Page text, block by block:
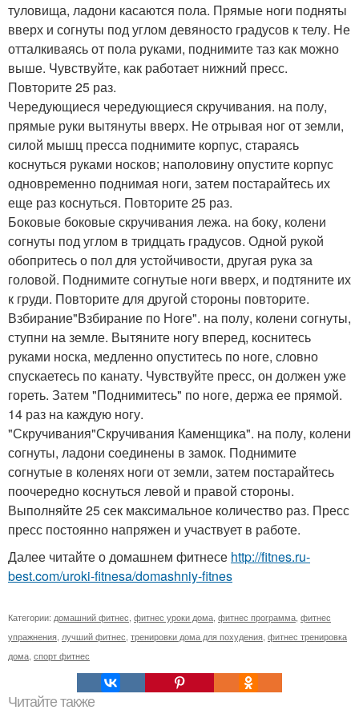
туловища, ладони касаются пола. Прямые ноги подняты
вверх и согнуты под углом девяносто градусов к телу. Не
отталкиваясь от пола руками, поднимите таз как можно
выше. Чувствуйте, как работает нижний пресс.
Повторите 25 раз.
Чередующиеся чередующиеся скручивания. на полу,
прямые руки вытянуты вверх. Не отрывая ног от земли,
силой мышц пресса поднимите корпус, стараясь
коснуться руками носков; наполовину опустите корпус
одновременно поднимая ноги, затем постарайтесь их
еще раз коснуться. Повторите 25 раз.
Боковые боковые скручивания лежа. на боку, колени
согнуты под углом в тридцать градусов. Одной рукой
обопритесь о пол для устойчивости, другая рука за
головой. Поднимите согнутые ноги вверх, и подтяните их
к груди. Повторите для другой стороны повторите.
Взбирание"Взбирание по Ноге". на полу, колени согнуты,
ступни на земле. Вытяните ногу вперед, коснитесь
руками носка, медленно опуститесь по ноге, словно
спускаетесь по канату. Чувствуйте пресс, он должен уже
гореть. Затем "Поднимитесь" по ноге, держа ее прямой.
14 раз на каждую ногу.
"Скручивания"Скручивания Каменщика". на полу, колени
согнуты, ладони соединены в замок. Поднимите
согнутые в коленях ноги от земли, затем постарайтесь
поочередно коснуться левой и правой стороны.
Выполняйте 25 сек максимальное количество раз. Пресс
пресс постоянно напряжен и участвует в работе.
Далее читайте о домашнем фитнесе http://fitnes.ru-
best.com/uroki-fitnesa/domashniy-fitnes
Категории: домашний фитнес, фитнес уроки дома, фитнес программа, фитнес
упражнения, лучший фитнес, тренировки дома для похудения, фитнес тренировка
дома, спорт фитнес
Читайте также